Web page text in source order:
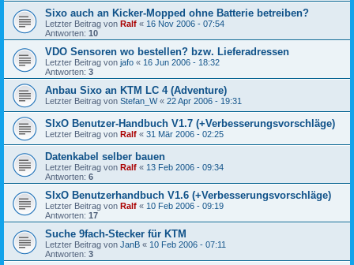
Sixo auch an Kicker-Mopped ohne Batterie betreiben?
Letzter Beitrag von Ralf « 16 Nov 2006 - 07:54
Antworten: 10
VDO Sensoren wo bestellen? bzw. Lieferadressen
Letzter Beitrag von jafo « 16 Jun 2006 - 18:32
Antworten: 3
Anbau Sixo an KTM LC 4 (Adventure)
Letzter Beitrag von Stefan_W« 22 Apr 2006 - 19:31
SIxO Benutzer-Handbuch V1.7 (+Verbesserungsvorschläge)
Letzter Beitrag von Ralf « 31 Mär 2006 - 02:25
Datenkabel selber bauen
Letzter Beitrag von Ralf « 13 Feb 2006 - 09:34
Antworten: 6
SIxO Benutzerhandbuch V1.6 (+Verbesserungsvorschläge)
Letzter Beitrag von Ralf « 10 Feb 2006 - 09:19
Antworten: 17
Suche 9fach-Stecker für KTM
Letzter Beitrag von JanB « 10 Feb 2006 - 07:11
Antworten: 3